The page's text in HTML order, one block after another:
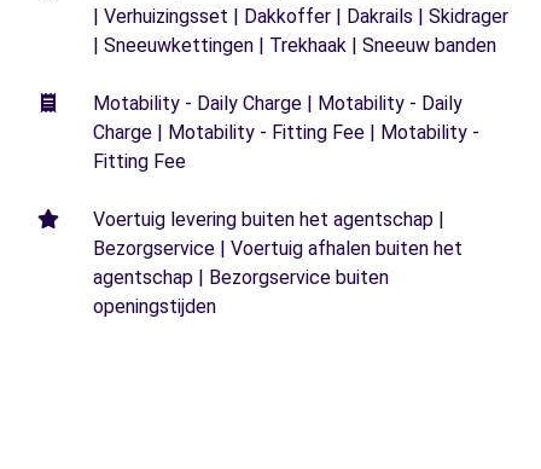
| Verhuizingsset | Dakkoffer | Dakrails | Skidrager
| Sneeuwkettingen | Trekhaak | Sneeuw banden
Motability - Daily Charge | Motability - Daily
Charge | Motability - Fitting Fee | Motability -
Fitting Fee
Voertuig levering buiten het agentschap |
Bezorgservice | Voertuig afhalen buiten het
agentschap | Bezorgservice buiten
openingstijden